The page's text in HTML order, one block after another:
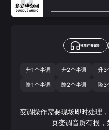
播放伴奏试听
升1个半调 升2个半调 升3
降1个半调 降2个半调 降3
变调操作需要现场即时处理
页变调音质有损，